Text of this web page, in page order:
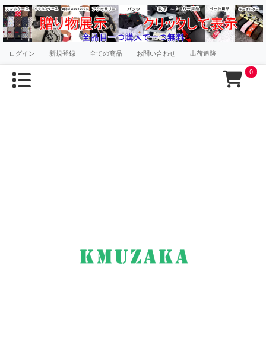
ログイン 新規登録 全ての商品 お問い合わせ 出荷追跡
0